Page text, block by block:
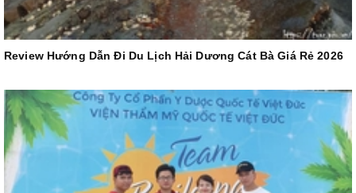
Review Hướng Dẫn Đi Du Lịch Hải Dương Cát Bà Giá Rẻ 2026